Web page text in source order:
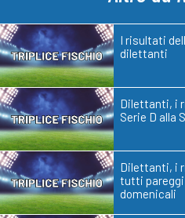
I risultati
dilettanti
Dilettanti, i
Serie D alla
Dilettanti, i
tutti pareggi
domenicali